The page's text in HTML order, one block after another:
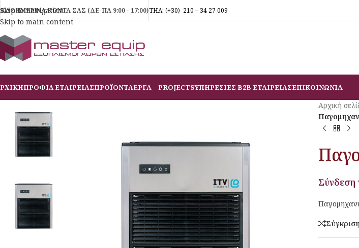
Skip to navigation
Skip to main content
ΚΑΘΗΜΕΡΙΝΑ ΚΟΝΤΑ ΣΑΣ (ΔΕ-ΠΑ 9:00 - 17:00)ΤΗΛ: (+30) 210 – 34 27 009
ΠΡΟΦΙΛ ΕΤΑΙΡΕΙΑΣΠΡΟΪΟΝΤΑΕΡΓΑ – PROJECTSΥΠΗΡΕΣΙΕΣ B2B ΕΤΑΙΡΕΙΑΣΕΠΙΚΟΙΝΩΝΙΑ
Αρχική
Σύνδεση
Σύγκριση